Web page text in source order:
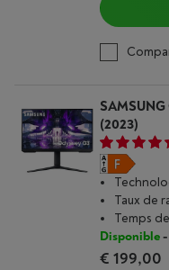
SAMSUNG
(2023)
Taux de
Temps
Disponible-
€ 199,00